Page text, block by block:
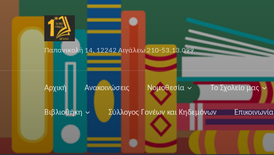
Παπανικολή 14, 12242 Αιγάλεω 210-53.13.099
Αρχική Ανακοινώσεις Νομοθεσία Το Σχολείο μας
Βιβλιοθήκη Σύλλογος Γονέων και Κηδεμόνων Επικοινωνία